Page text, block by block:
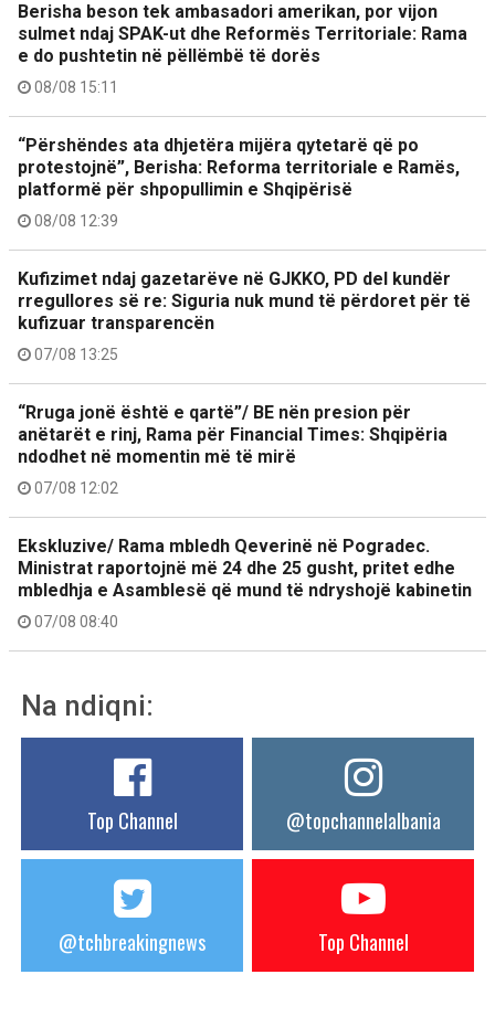
Berisha beson tek ambasadori amerikan, por vijon
sulmet ndaj SPAK-ut dhe Reformës Territoriale: Rama
e do pushtetin në pëllëmbë të dorës
08/08 15:11
“Përshëndes ata dhjetëra mijëra qytetarë që po
protestojnë”, Berisha: Reforma territoriale e Ramës,
platformë për shpopullimin e Shqipërisë
08/08 12:39
Kufizimet ndaj gazetarëve në GJKKO, PD del kundër
rregullores së re: Siguria nuk mund të përdoret për të
kufizuar transparencën
07/08 13:25
“Rruga jonë është e qartë”/ BE nën presion për
anëtarët e rinj, Rama për Financial Times: Shqipëria
ndodhet në momentin më të mirë
07/08 12:02
Ekskluzive/ Rama mbledh Qeverinë në Pogradec.
Ministrat raportojnë më 24 dhe 25 gusht, pritet edhe
mbledhja e Asamblesë që mund të ndryshojë kabinetin
07/08 08:40
Na ndiqni:
Top Channel @topchannelalbania
@tchbreakingnews Top Channel